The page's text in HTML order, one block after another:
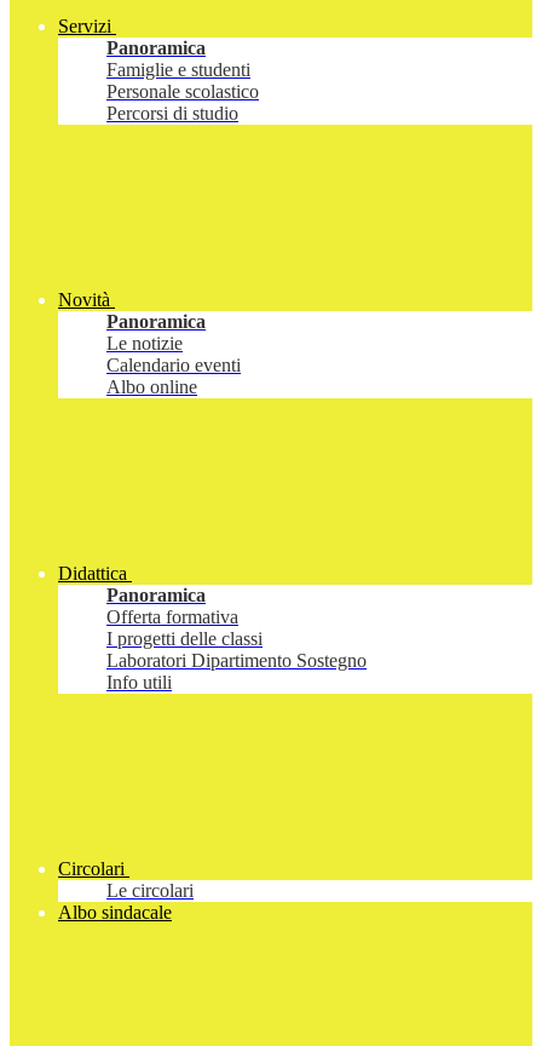
Servizi
Panoramica
Famiglie e studenti
Personale scolastico
Percorsi di studio
Novità
Panoramica
Le notizie
Calendario eventi
Albo online
Didattica
Panoramica
Offerta formativa
I progetti delle classi
Laboratori Dipartimento Sostegno
Info utili
Circolari
Le circolari
Albo sindacale